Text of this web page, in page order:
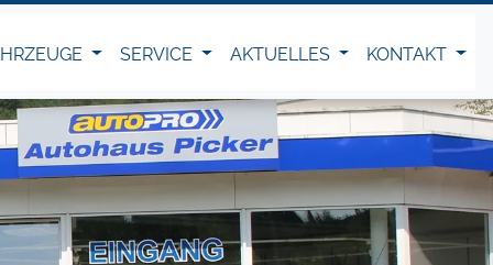
SERVICE AKTUELLES KONTAKT